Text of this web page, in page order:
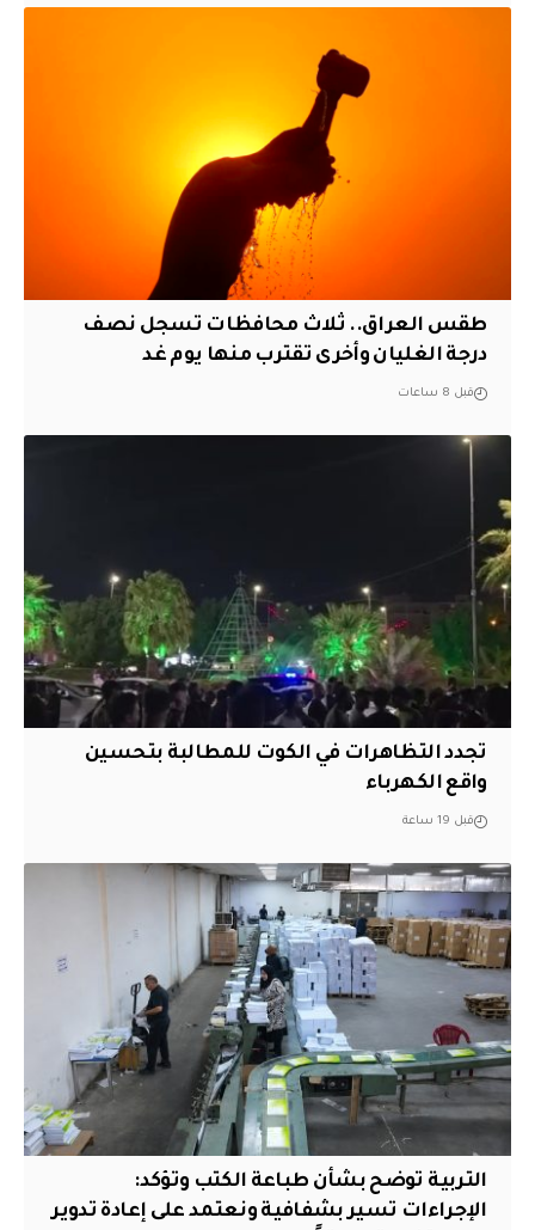
طقس العراق.. ثلاث محافظات تسجل نصف
درجة الغليان وأخرى تقترب منها يوم غد
قبل 8 ساعات
تجدد التظاهرات في الكوت للمطالبة بتحسين
واقع الكهرباء
قبل 19 ساعة
التربية توضح بشأن طباعة الكتب وتؤكد:
الإجراءات تسير بشفافية ونعتمد على إعادة تدوير